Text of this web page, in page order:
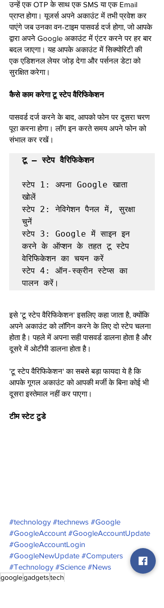
उन्हें एक OTP के साथ एक SMS या एक Email
प्राप्त होगा। यूजर्स अपने अकाउंट में तभी प्रवेश कर
पाएंगे जब उनका वन-टाइम पासवर्ड दर्ज होगा, जो आपके
द्वारा अपने Google अकाउंट में एंटर करने पर हर बार
बदल जाएगा। यह आपके अकाउंट में सिक्योरिटी की
एक एडिशनल लेयर जोड़ देगा और पर्सनल डेटा को
सुरक्षित करेगा।
कैसे काम करेगा टू स्टेप वैरिफिकेशन
पासवर्ड दर्ज करने के बाद, आपको फोन पर दूसरा चरण
पूरा करना होगा। लॉग इन करते समय अपने फोन को
संभाल कर रखें।
टू – स्टेप वैरिफिकेशन
स्टेप 1: अपना Google खाता
खोलें
स्टेप 2: नेविगेशन पैनल में, सुरक्षा
चुनें
स्टेप 3: Google में साइन इन
करने के ऑप्शन के तहत टू स्टेप
वेरिफिकेशन का चयन करें
स्टेप 4: ऑन-स्क्रीन स्टेप्स का
इसे 'टू स्टेप वैरिफिकेशन' इसलिए कहा जाता है, क्योंकि
अपने अकाउंट को लॉगिन करने के लिए दो स्टेप चलना
होता है। पहले में अपना सही पासवर्ड डालना होता है और
दूसरे में ओटीपी डालना होता है।
'टू स्टेप वैरिफिकेशन' का सबसे बड़ा फायदा ये है कि
आपके गूगल अकाउंट को आपकी मर्जी के बिना कोई भी
दूसरा इस्तेमाल नहीं कर पाएगा।
टीम स्टेट टुडे
#technology #technews #Google
#GoogleAccount #GoogleAccountUpdate
#GoogleAccountLogin
#GoogleNewUpdate #Computers
#Technology #Science #News
googlegadgetstech